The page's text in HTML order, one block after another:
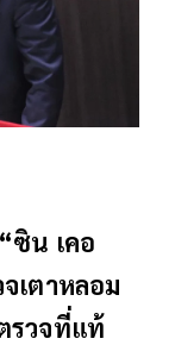
ซิน เคอ
เตาหลอม
รวจที่แท้